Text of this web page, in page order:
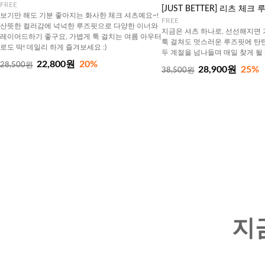
FREE
보기만 해도 기분 좋아지는 화사한 체크 셔츠예요~!
산뜻한 컬러감에 넉넉한 루즈핏으로 다양한 이너와
레이어드하기 좋구요, 가볍게 툭 걸치는 여름 아우터
로도 딱! 데일리 하게 즐겨보세요 :)
28,500원 22,800원 20%
[JUST BETTER] 리츠 체크
FREE
지금은 셔츠 하나로, 선선해지면
툭 걸쳐도 멋스러운 루즈핏에 탄
두 계절을 넘나들며 매일 찾게 될
38,500원 28,900원 25%
지